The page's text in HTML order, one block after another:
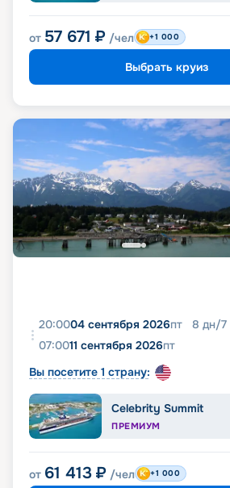
от 57 671 ₽ /чел +1 000
Выбрать круиз
20:0004 сентября 2026пт 8 дн/7
07:0011 сентября 2026пт
Вы посетите 1 страну:
Celebrity Summit
ПРЕМИУМ
от 61 413 ₽ /чел +1 000